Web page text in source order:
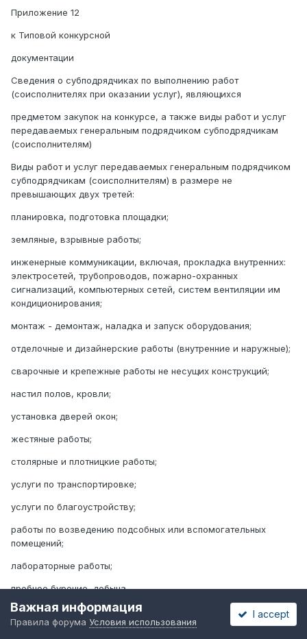
Приложение 12
к Типовой конкурсной
документации
Сведения о субподрядчиках по выполнению работ
(соисполнителях при оказании услуг), являющихся
предметом закупок на конкурсе, а также виды работ и услуг
передаваемых генеральным подрядчиком субподрядчикам
(соисполнителям)
Виды работ и услуг передаваемых генеральным подрядчиком
субподрядчикам (соисполнителям) в размере не
превышающих двух третей:
планировка, подготовка площадки;
земляные, взрывные работы;
инженерные коммуникации, включая, прокладка внутренних:
электросетей, трубопроводов, пожарно-охранных
сигнализаций, компьютерных сетей, систем вентиляции им
кондиционирования;
монтаж - демонтаж, наладка и запуск оборудования;
отделочные и дизайнерские работы (внутренние и наружные);
сварочные и крепежные работы не несущих конструкций;
настил полов, кровли;
установка дверей окон;
жестяные работы;
столярные и плотницкие работы;
услуги по транспортировке;
услуги по благоустройству;
работы по возведению подсобных или вспомогательных
помещений;
лабораторные работы;
пробное бурение, добыча.
теперь непонятно - как трактовать все таки эти положения -
если читать пункт 22 - тополучается запрет на все виды работ,
Важная информация
Правила форума Условия использования
I accept